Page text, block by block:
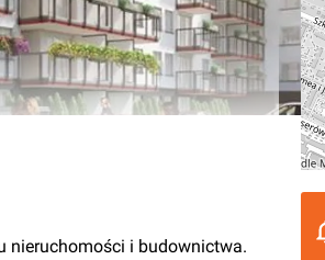
nieruchomości i budownictwa.